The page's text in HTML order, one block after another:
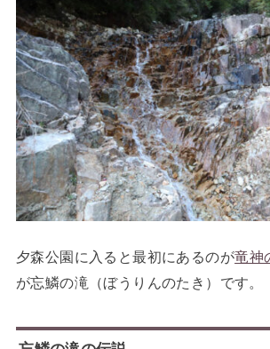
夕森公園に入ると最初にあるのが竜神
が忘鱗の滝（ぼうりんのたき）です。